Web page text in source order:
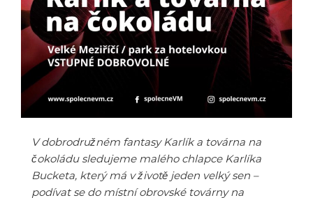
V dobrodružném fantasy Karlík a továrna na
čokoládu sledujeme malého chlapce Karlíka
Bucketa, který má v životě jeden velký sen –
podívat se do místní obrovské továrny na